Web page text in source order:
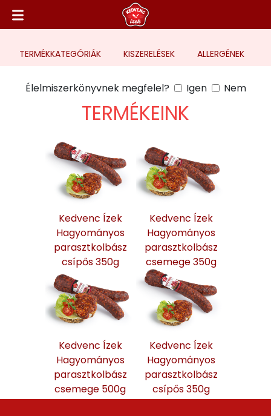
TERMÉKKATEGÓRIÁK KISZERELÉSEK ALLERGÉNEK
Élelmiszerkönyvnek megfelel? Igen Nem
TERMÉKEINK
Kedvenc Ízek
Hagyományos
parasztkolbász
csípős 350g
Kedvenc Ízek
Hagyományos
parasztkolbász
csemege 350g
Kedvenc Ízek
Hagyományos
parasztkolbász
csemege 500g
Kedvenc Ízek
Hagyományos
parasztkolbász
csípős 350g